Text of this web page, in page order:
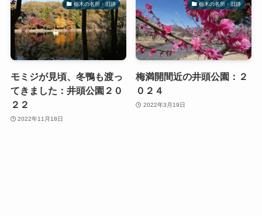
栃木の名所・旧跡
モミジが見頃、冬鴨も渡っ
てきました：井頭公園２０
２２
2022年11月18日
栃木の名所・旧跡
梅満開間近の井頭公園：２
０２４
2022年3月19日